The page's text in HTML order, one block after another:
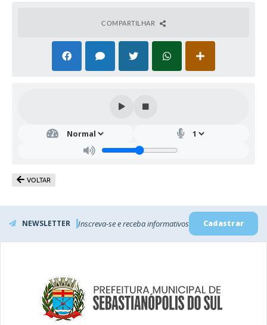
COMPARTILHAR
VOLTAR
NEWSLETTER Inscreva-se e receba informativos Cadastrar